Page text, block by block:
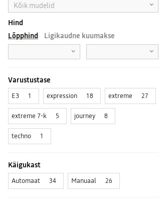
Kõik mudelid
Hind
Lõpphind
Ligikaudne kuumakse
Varustustase
E3 1 expression 18 extreme 27
extreme 7-k 5 journey 8
techno 1
Käigukast
Automaat 34 Manuaal 26